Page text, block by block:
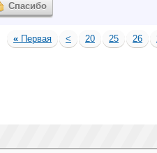
Спасибо
« Первая < 20 25 26